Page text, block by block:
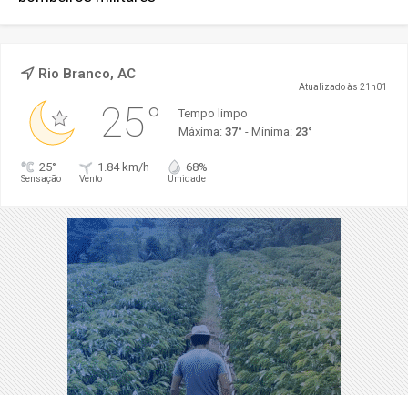
Rio Branco, AC
Atualizado às 21h01
25°
Tempo limpo
Máxima: 37° - Mínima: 23°
25°
Sensação
1.84 km/h
Vento
68%
Umidade